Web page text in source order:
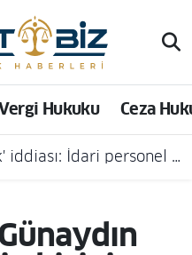
Hukuku Ceza
İdari personel açığa alındı
ve Fikstür